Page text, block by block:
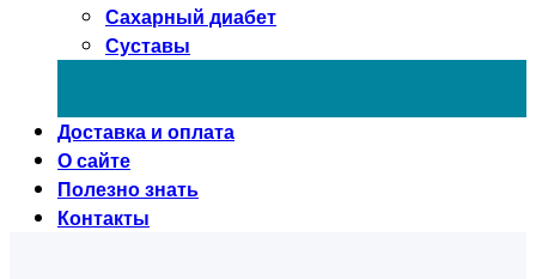
Сахарный диабет
Суставы
Доставка и оплата
О сайте
Полезно знать
Контакты